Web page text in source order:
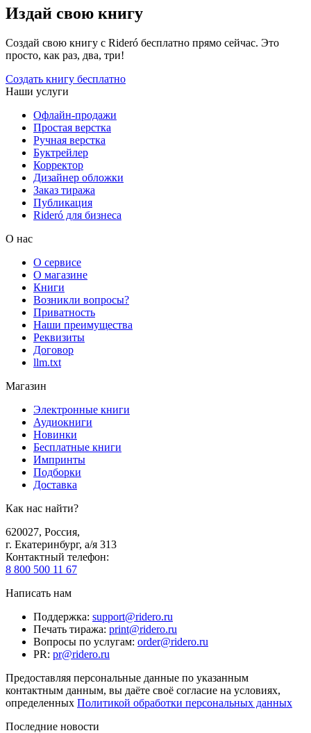
Издай свою книгу
Создай свою книгу с Rideró бесплатно прямо сейчас. Это
просто, как раз, два, три!
Создать книгу бесплатно
Наши услуги
Офлайн-продажи
Простая верстка
Ручная верстка
Буктрейлер
Корректор
Дизайнер обложки
Заказ тиража
Публикация
Rideró для бизнеса
О нас
О сервисе
О магазине
Книги
Возникли вопросы?
Приватность
Наши преимущества
Реквизиты
Договор
llm.txt
Магазин
Электронные книги
Аудиокниги
Новинки
Бесплатные книги
Импринты
Подборки
Доставка
Как нас найти?
620027, Россия,
г. Екатеринбург, а/я 313
Контактный телефон:
8 800 500 11 67
Написать нам
Поддержка: support@ridero.ru
Печать тиража: print@ridero.ru
Вопросы по услугам: order@ridero.ru
PR: pr@ridero.ru
Предоставляя персональные данные по указанным
контактным данным, вы даёте своё согласие на условиях,
определенных Политикой обработки персональных данных
Последние новости